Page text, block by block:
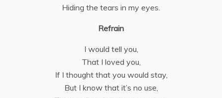
Hiding the tears in my eyes.
Refrain
I would tell you,
That I loved you,
If I thought that you would stay,
But I know that it’s no use,